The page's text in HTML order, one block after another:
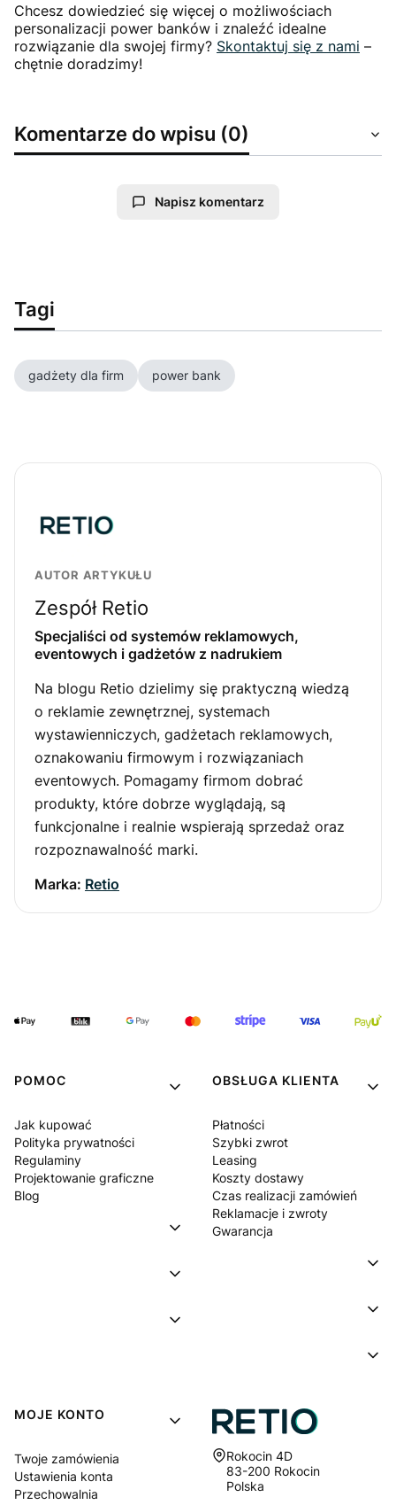
Chcesz dowiedzieć się więcej o możliwościach
personalizacji power banków i znaleźć idealne
rozwiązanie dla swojej firmy? Skontaktuj się z nami –
chętnie doradzimy!
Komentarze do wpisu (0)
Napisz komentarz
Tagi
gadżety dla firm power bank
AUTOR ARTYKUŁU
Zespół Retio
Specjaliści od systemów reklamowych,
eventowych i gadżetów z nadrukiem
Na blogu Retio dzielimy się praktyczną wiedzą
o reklamie zewnętrznej, systemach
wystawienniczych, gadżetach reklamowych,
oznakowaniu firmowym i rozwiązaniach
eventowych. Pomagamy firmom dobrać
produkty, które dobrze wyglądają, są
funkcjonalne i realnie wspierają sprzedaż oraz
rozpoznawalność marki.
Marka: Retio
POMOC
Jak kupować
Polityka prywatności
Regulaminy
Projektowanie graficzne
Blog
OBSŁUGA KLIENTA
Płatności
Szybki zwrot
Leasing
Koszty dostawy
Czas realizacji zamówień
Reklamacje i zwroty
Gwarancja
MOJE KONTO
Twoje zamówienia
Ustawienia konta
Przechowalnia
Adres:
Rokocin 4D
83-200 Rokocin
Polska